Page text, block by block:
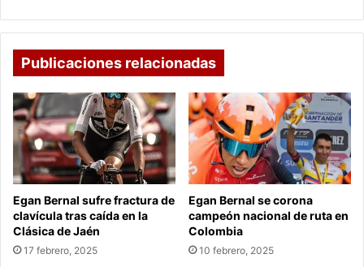
Publicaciones relacionadas
Egan Bernal sufre fractura de
clavícula tras caída en la
Clásica de Jaén
17 febrero, 2025
Egan Bernal se corona
campeón nacional de ruta en
Colombia
10 febrero, 2025